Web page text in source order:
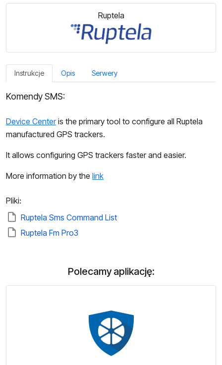
Ruptela
Instrukcje Opis Serwery
Komendy SMS:
Device Centeris the primary tool to configure all Ruptela
manufactured GPS trackers.
It allows configuring GPS trackers faster and easier.
More information by the link
Pliki:
Ruptela Sms Command List
Ruptela Fm Pro3
Polecamy aplikację: